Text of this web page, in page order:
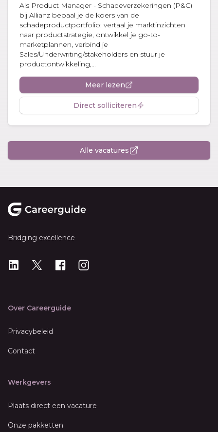
Als Product Manager - Schadeverzekeringen (P&C)
bij Allianz bepaal je de koers van de
schadeproductportfolio: vertaal je marktinzichten
naar productstrategie, ontwikkel je go-to-
marketplannen, verbind je
Sales/Underwriting/stakeholders en stuur je
productontwikkeling,...
Meer lezen
Direct solliciteren
Alle vacatures
Bridging excellence
LinkedIn
X Instagram
Over Careerguide
Privacybeleid
Contact
Werkgevers
Plaats direct een vacature
Onze pakketten